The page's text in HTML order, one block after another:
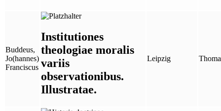
Buddeus,
Jo(hannes)
Franciscus
Institutiones
theologiae moralis
variis
observationibus.
Illustratae.
Leipzig